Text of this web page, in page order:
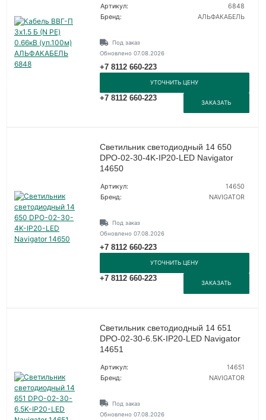
Артикул:
6848
Бренд:
АЛЬФАКАБЕЛЬ
Под заказ
Обновлено 07.08.2026
+7 8112 660-223
УТОЧНИТЬ ЦЕНУ
+7 8112 660-223
ЗАКАЗАТЬ
Светильник светодиодный 14 650
DPO-02-30-4K-IP20-LED Navigator
14650
Артикул:
14650
Бренд:
NAVIGATOR
Под заказ
Обновлено 07.08.2026
+7 8112 660-223
УТОЧНИТЬ ЦЕНУ
+7 8112 660-223
ЗАКАЗАТЬ
Светильник светодиодный 14 651
DPO-02-30-6.5K-IP20-LED Navigator
14651
Артикул:
14651
Бренд:
NAVIGATOR
Под заказ
Обновлено 07.08.2026